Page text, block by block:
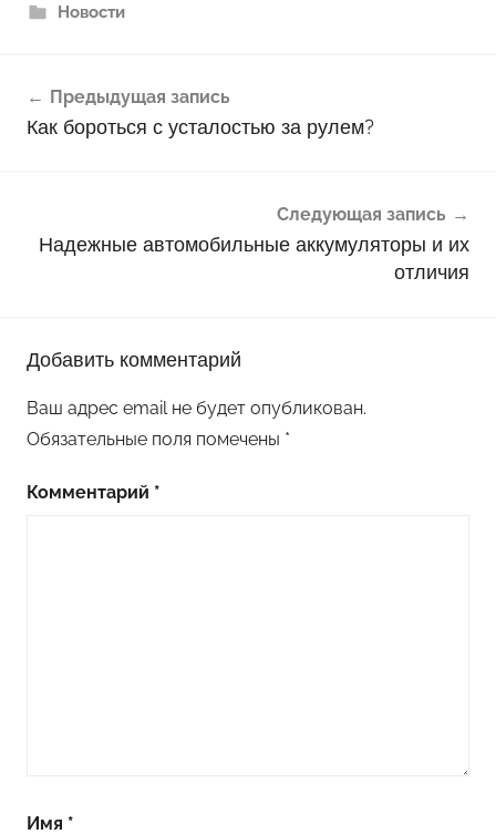
Новости
по
Предыдущая запись
Как бороться с усталостью за рулем?
Следующая запись
Надежные автомобильные аккумуляторы и их
отличия
Добавить комментарий
Ваш адрес email не будет опубликован.
Обязательные поля помечены *
Комментарий *
Имя *